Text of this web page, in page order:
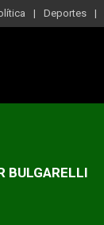
Deportes
BULGARELLI